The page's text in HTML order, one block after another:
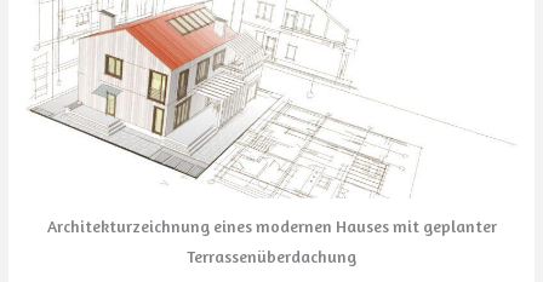
Architekturzeichnung eines modernen Hauses mit geplanter
Terrassenüberdachung